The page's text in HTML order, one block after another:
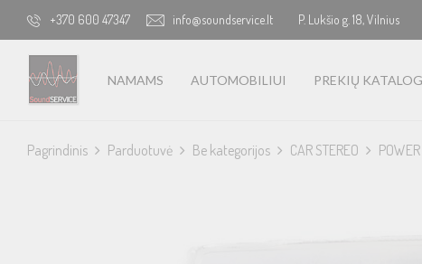
+370 600 47347 info@soundservice.lt P. Lukšio g. 18, Vilnius
NAMAMS AUTOMOBILIUI PREKIŲ
Pagrindinis Parduotuvė Be kategorijos CAR STEREO